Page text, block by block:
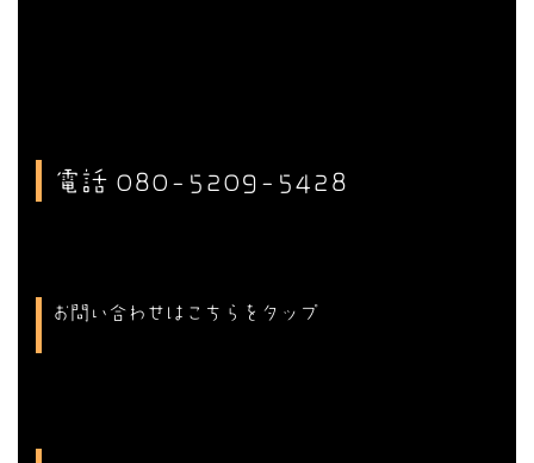
電話 080-5209-5428
お問い合わせはこちらをタップ